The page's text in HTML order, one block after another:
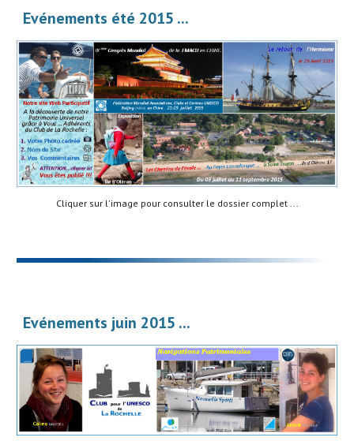
Evénements été 2015 ...
Cliquer sur l'image pour consulter le dossier complet ...
Evénements juin 2015 ...